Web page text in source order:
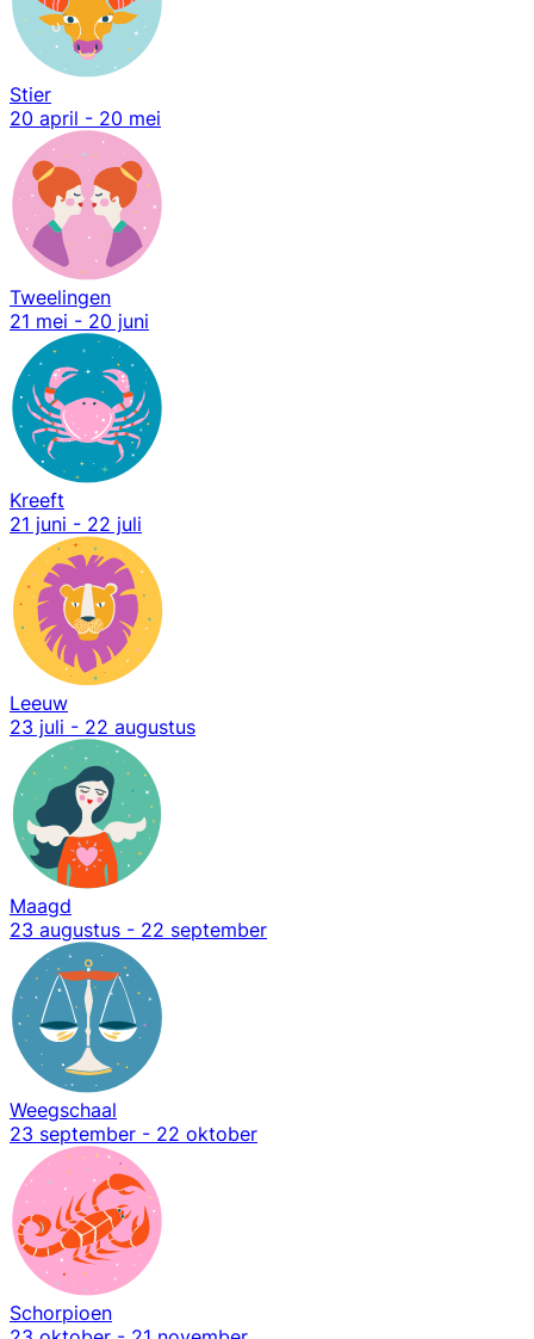
Stier
20 april - 20 mei
Tweelingen
21 mei - 20 juni
Kreeft
21 juni - 22 juli
Leeuw
23 juli - 22 augustus
Maagd
23 augustus - 22 september
Weegschaal
23 september - 22 oktober
Schorpioen